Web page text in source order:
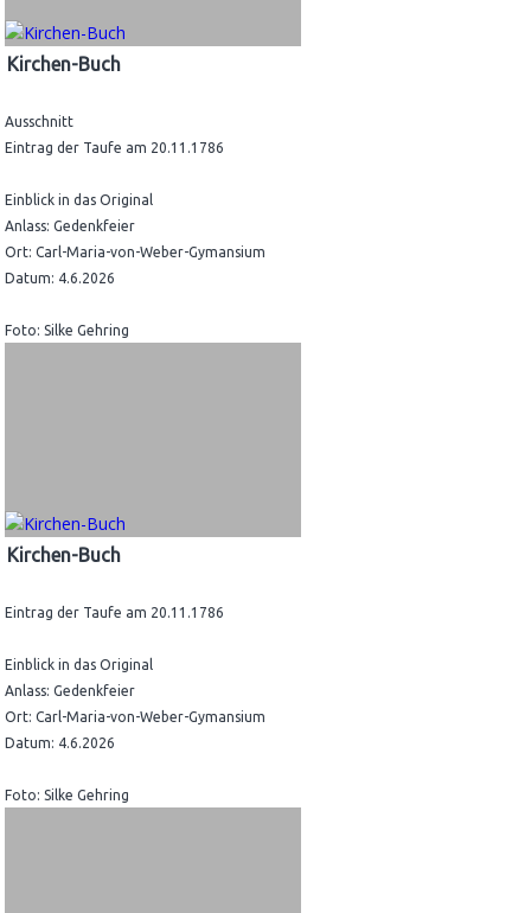
Kirchen-Buch
Ausschnitt
Eintrag der Taufe am 20.11.1786
Einblick in das Original
Anlass: Gedenkfeier
Ort: Carl-Maria-von-Weber-Gymansium
Datum: 4.6.2026
Foto: Silke Gehring
Kirchen-Buch
Eintrag der Taufe am 20.11.1786
Einblick in das Original
Anlass: Gedenkfeier
Ort: Carl-Maria-von-Weber-Gymansium
Datum: 4.6.2026
Foto: Silke Gehring